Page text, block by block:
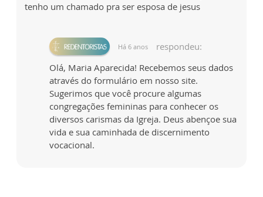
tenho um chamado pra ser esposa de jesus
Há 6 anos
respondeu:
Olá, Maria Aparecida! Recebemos seus dados
através do formulário em nosso site.
Sugerimos que você procure algumas
congregações femininas para conhecer os
diversos carismas da Igreja. Deus abençoe sua
vida e sua caminhada de discernimento
vocacional.